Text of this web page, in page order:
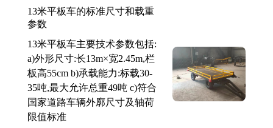
13米平板车的标准尺寸和载重
参数
13米平板车主要技术参数包括:
a)外形尺寸:长13m×宽2.45m,栏
板高55cm b)承载能力:标载30-
35吨,最大允许总重49吨 c)符合
国家道路车辆外廓尺寸及轴荷
限值标准